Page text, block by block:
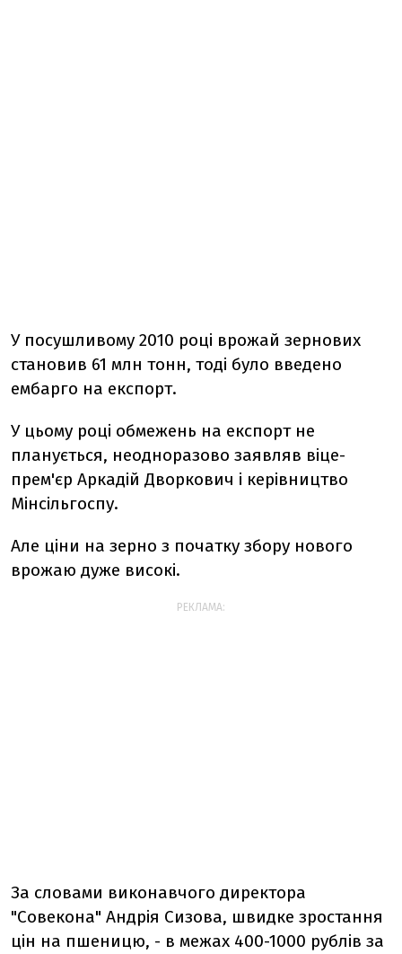
У посушливому 2010 році врожай зернових
становив 61 млн тонн, тоді було введено
ембарго на експорт.
У цьому році обмежень на експорт не
планується, неодноразово заявляв віце-
прем'єр Аркадій Дворкович і керівництво
Мінсільгоспу.
Але ціни на зерно з початку збору нового
врожаю дуже високі.
РЕКЛАМА:
За словами виконавчого директора
"Совекона" Андрія Сизова, швидке зростання
цін на пшеницю, - в межах 400-1000 рублів за